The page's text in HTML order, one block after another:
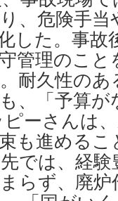
、危険手
した。事故
管理のこ
耐久性の
、「予算
ーさんは
も進める
では、経
らず、廃